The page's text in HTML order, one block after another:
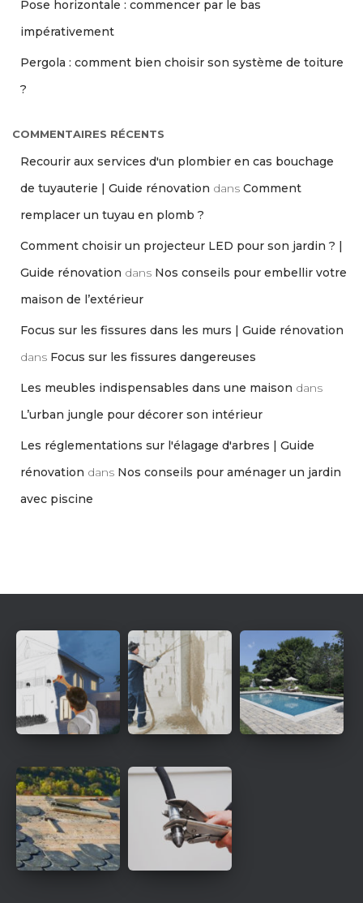
Pose horizontale : commencer par le bas
impérativement
Pergola : comment bien choisir son système de toiture
?
COMMENTAIRES RÉCENTS
Recourir aux services d'un plombier en cas bouchage
de tuyauterie | Guide rénovation dans Comment
remplacer un tuyau en plomb ?
Comment choisir un projecteur LED pour son jardin ? |
Guide rénovation dans Nos conseils pour embellir votre
maison de l’extérieur
Focus sur les fissures dans les murs | Guide rénovation
dans Focus sur les fissures dangereuses
Les meubles indispensables dans une maison dans
L’urban jungle pour décorer son intérieur
Les réglementations sur l'élagage d'arbres | Guide
rénovation dans Nos conseils pour aménager un jardin
avec piscine